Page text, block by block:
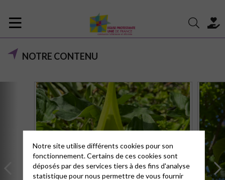
NOTRE CONTENU
Notre site utilise différents cookies pour son
fonctionnement. Certains de ces cookies sont
déposés par des services tiers à des fins d'analyse
statistique pour nous permettre de vous fournir